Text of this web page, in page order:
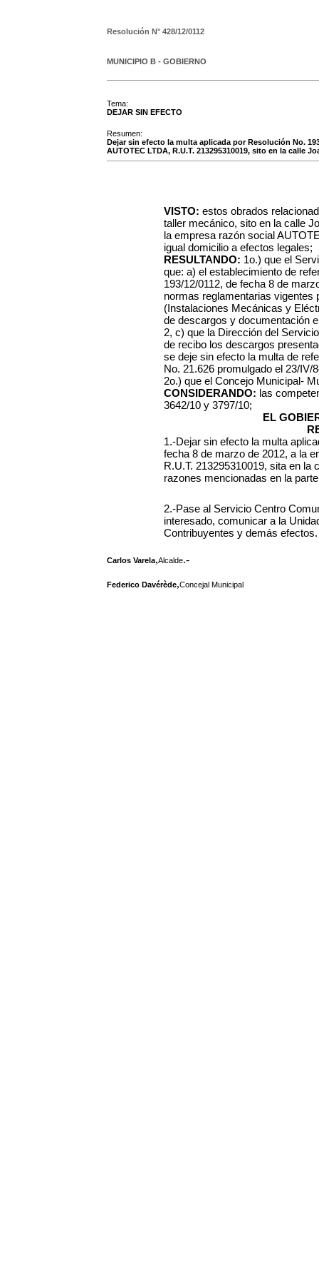
Resolución N° 428/12/0112
MUNICIPIO B - GOBIERNO
Tema:
DEJAR SIN EFECTO
Resumen:
Dejar sin efecto la multa aplicada por Resolución No.
AUTOTEC LTDA, R.U.T. 213295310019, sito en la calle
VISTO: estos obrados
taller mecánico, sito en la calle
la empresa razón social
igual domicilio a efectos legales;
RESULTANDO: 1o.) que el
que: a) el establecimiento de
193/12/0112, de fecha 8 de
normas reglamentarias vigentes
(Instalaciones Mecánicas y
de descargos y documentación
2, c) que la Dirección del
de recibo los descargos
se deje sin efecto la multa de
No. 21.626 promulgado el 23/IV/
2o.) que el Concejo Municipal-
CONSIDERANDO: las
3642/10 y 3797/10;
EL
1.-Dejar sin efecto la multa
fecha 8 de marzo de 2012, a la
R.U.T. 213295310019, sita en la
razones mencionadas en la
2.-Pase al Servicio Centro
interesado, comunicar a la
Contribuyentes y demás efectos.
Carlos Varela,Alcalde.-
Federico Davérède,Concejal Municipal